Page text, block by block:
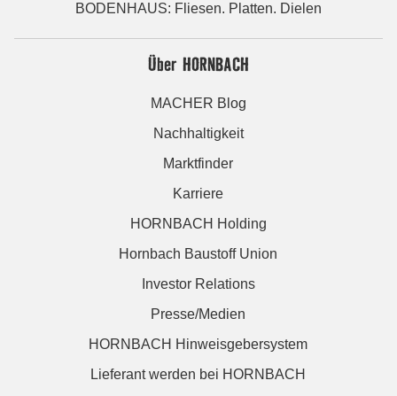
BODENHAUS: Fliesen. Platten. Dielen
Über HORNBACH
MACHER Blog
Nachhaltigkeit
Marktfinder
Karriere
HORNBACH Holding
Hornbach Baustoff Union
Investor Relations
Presse/Medien
HORNBACH Hinweisgebersystem
Lieferant werden bei HORNBACH